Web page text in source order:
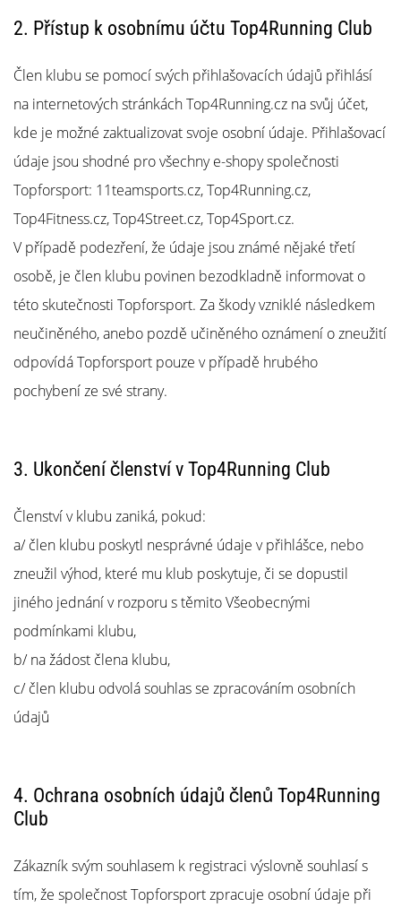
2. Přístup k osobnímu účtu Top4Running Club
Člen klubu se pomocí svých přihlašovacích údajů přihlásí
na internetových stránkách Top4Running.cz na svůj účet,
kde je možné zaktualizovat svoje osobní údaje. Přihlašovací
údaje jsou shodné pro všechny e-shopy společnosti
Topforsport: 11teamsports.cz, Top4Running.cz,
Top4Fitness.cz, Top4Street.cz, Top4Sport.cz.
V případě podezření, že údaje jsou známé nějaké třetí
osobě, je člen klubu povinen bezodkladně informovat o
této skutečnosti Topforsport. Za škody vzniklé následkem
neučiněného, anebo pozdě učiněného oznámení o zneužití
odpovídá Topforsport pouze v případě hrubého
pochybení ze své strany.
3. Ukončení členství v Top4Running Club
Členství v klubu zaniká, pokud:
a/ člen klubu poskytl nesprávné údaje v přihlášce, nebo
zneužil výhod, které mu klub poskytuje, či se dopustil
jiného jednání v rozporu s těmito Všeobecnými
podmínkami klubu,
b/ na žádost člena klubu,
c/ člen klubu odvolá souhlas se zpracováním osobních
údajů
4. Ochrana osobních údajů členů Top4Running
Club
Zákazník svým souhlasem k registraci výslovně souhlasí s
tím, že společnost Topforsport zpracuje osobní údaje při